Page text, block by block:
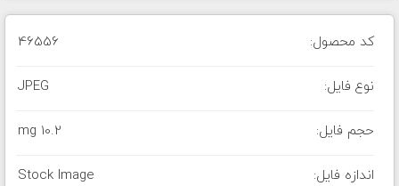
کد محصول: 46556
نوع فایل: JPEG
حجم فایل: 10.2 mg
اندازه فایل: Stock Image